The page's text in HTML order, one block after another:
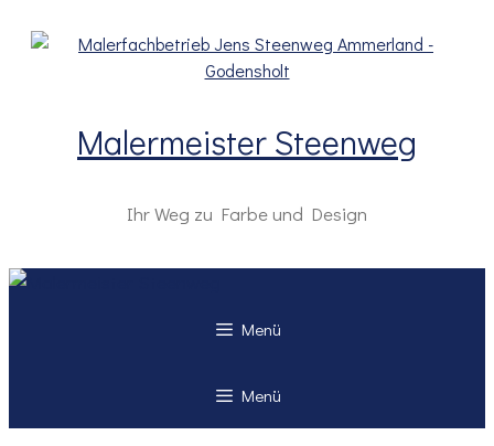
Inhalt
Malermeister Steenweg
Ihr Weg zu Farbe und Design
Menü
Menü